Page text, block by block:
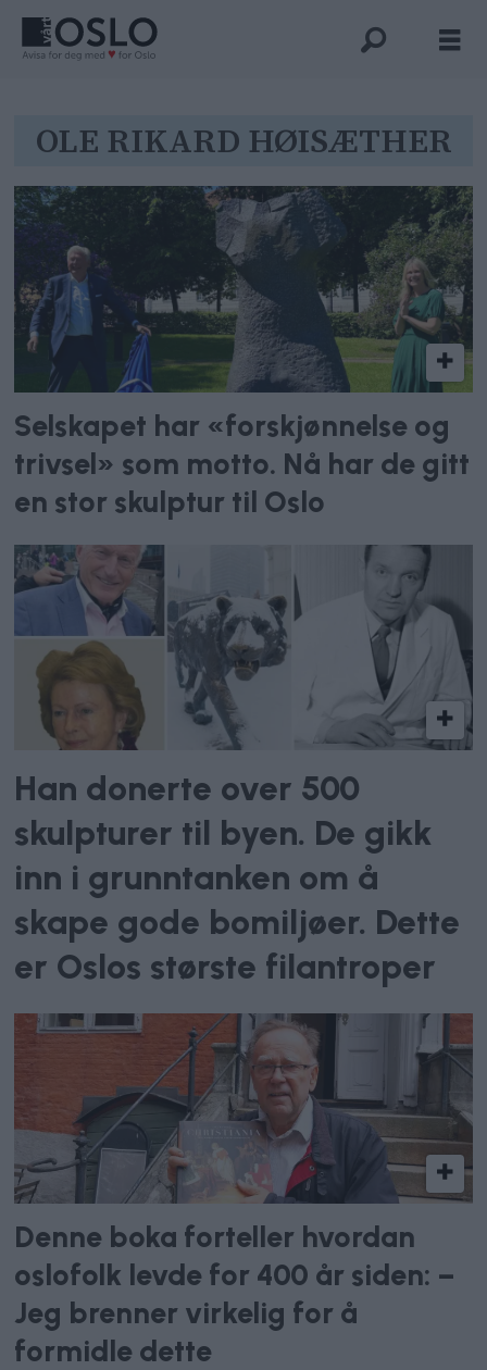
Tag:
ole
rikard
høisæther
OLE RIKARD HØISÆTHER
Selskapet har «forskjønnelse og
trivsel» som motto. Nå har de gitt
en stor skulptur til Oslo
Han donerte over 500
skulpturer til byen. De gikk
inn i grunntanken om å
skape gode bomiljøer. Dette
er Oslos største filantroper
Denne boka forteller hvordan
oslofolk levde for 400 år siden: –
Jeg brenner virkelig for å
formidle dette